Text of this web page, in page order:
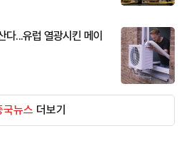
다...유럽 열광시킨 메이
국뉴스 더보기